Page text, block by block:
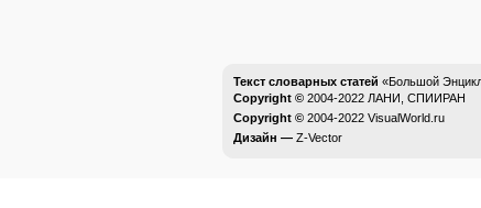
Текст словарных статей «Большой
Copyright © 2004-2022 ЛАНИ, СПИИРАН
Copyright © 2004-2022 VisualWorld.ru
Дизайн — Z-Vector